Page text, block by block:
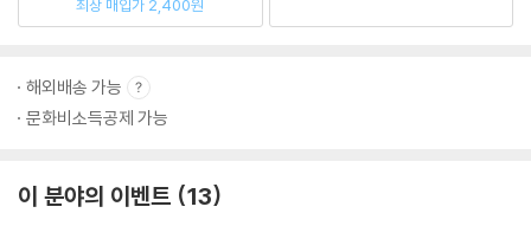
최상 매입가 2,400원
해외배송 가능
문화비소득공제 가능
이 분야의 이벤트 13